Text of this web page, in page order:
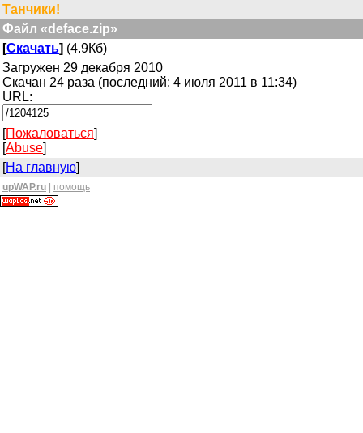
Танчики!
Файл «deface.zip»
[Скачать] (4.9Кб)
Загружен 29 декабря 2010
Скачан 24 раза (последний: 4 июля 2011 в 11:34)
URL:
[Пожаловаться]
[Abuse]
[На главную]
upWAP.ru помощь